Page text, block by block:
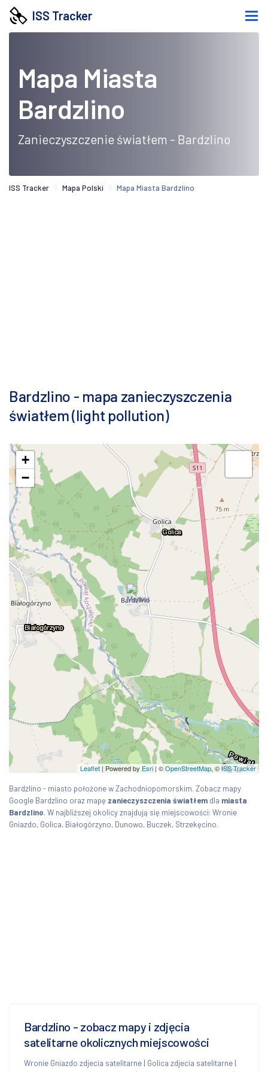
ISS Tracker
Mapa Miasta
Bardzlino
Zanieczyszczenie światłem - Bardzlino
ISS Tracker Mapa Polski Mapa Miasta Bardzlino
Bardzlino - mapa zanieczyszczenia
światłem (light pollution)
+
−
Leaflet | Powered by Esri | ©OpenStreetMap, ©ISS Tracker
Bardzlino - miasto położone w Zachodniopomorskim. Zobacz mapy
Google Bardzlino oraz mapę zanieczyszczenia światłem dla miasta
Bardzlino. W najbliższej okolicy znajdują się miejscowości: Wronie
Gniazdo, Golica, Białogórzyno, Dunowo, Buczek, Strzekęcino.
Bardzlino - zobacz mapy i zdjęcia
satelitarne okolicznych miejscowości
Wronie Gniazdo zdjecia satelitarne | Golica zdjecia satelitarne |